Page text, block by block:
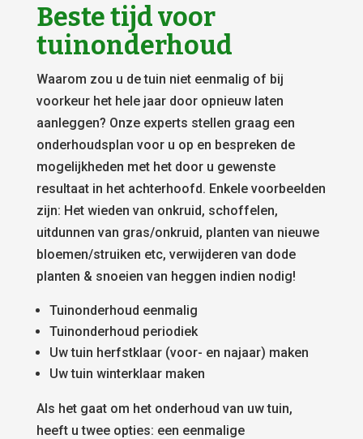
Beste tijd voor
tuinonderhoud
Waarom zou u de tuin niet eenmalig of bij
voorkeur het hele jaar door opnieuw laten
aanleggen? Onze experts stellen graag een
onderhoudsplan voor u op en bespreken de
mogelijkheden met het door u gewenste
resultaat in het achterhoofd. Enkele voorbeelden
zijn: Het wieden van onkruid, schoffelen,
uitdunnen van gras/onkruid, planten van nieuwe
bloemen/struiken etc, verwijderen van dode
planten & snoeien van heggen indien nodig!
Tuinonderhoud eenmalig
Tuinonderhoud periodiek
Uw tuin herfstklaar (voor- en najaar) maken
Uw tuin winterklaar maken
Als het gaat om het onderhoud van uw tuin,
heeft u twee opties: een eenmalige